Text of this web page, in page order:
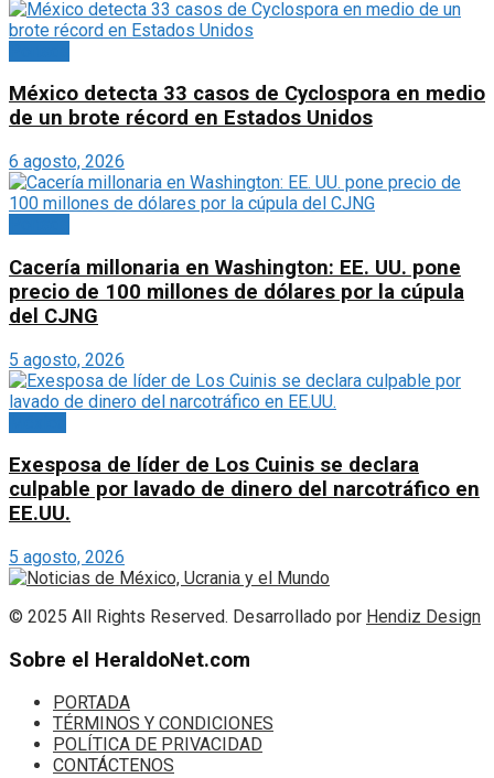
México detecta 33 casos de Cyclospora en medio
de un brote récord en Estados Unidos
6 agosto, 2026
Cacería millonaria en Washington: EE. UU. pone
precio de 100 millones de dólares por la cúpula
del CJNG
5 agosto, 2026
Exesposa de líder de Los Cuinis se declara
culpable por lavado de dinero del narcotráfico en
EE.UU.
5 agosto, 2026
© 2025 All Rights Reserved. Desarrollado por Hendiz Design
Sobre el HeraldoNet.com
PORTADA
TÉRMINOS Y CONDICIONES
POLÍTICA DE PRIVACIDAD
CONTÁCTENOS